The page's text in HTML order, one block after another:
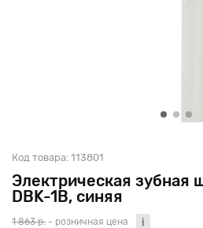
Электрическая зубная
DBK-1B, синяя
Код товара: 113801
1 863 р. - розничная цена